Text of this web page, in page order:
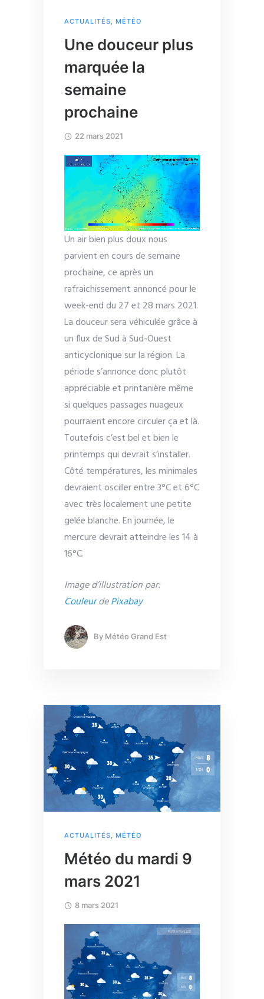
ACTUALITÉS, MÉTÉO
Une douceur plus
marquée la
semaine
prochaine
22 mars 2021
Un air bien plus doux nous
parvient en cours de semaine
prochaine, ce après un
rafraichissement annoncé pour le
week-end du 27 et 28 mars 2021.
La douceur sera véhiculée grâce à
un flux de Sud à Sud-Ouest
anticyclonique sur la région. La
période s’annonce donc plutôt
appréciable et printanière même
si quelques passages nuageux
pourraient encore circuler ça et là.
Toutefois c’est bel et bien le
printemps qui devrait s’installer.
Côté températures, les minimales
devraient osciller entre 3°C et 6°C
avec très localement une petite
gelée blanche. En journée, le
mercure devrait atteindre les 14 à
16°C.
Image d’illustration par:
CouleurdePixabay
By Météo Grand Est
ACTUALITÉS MÉTÉO
Météo du mardi 9
mars 2021
8 mars 2021